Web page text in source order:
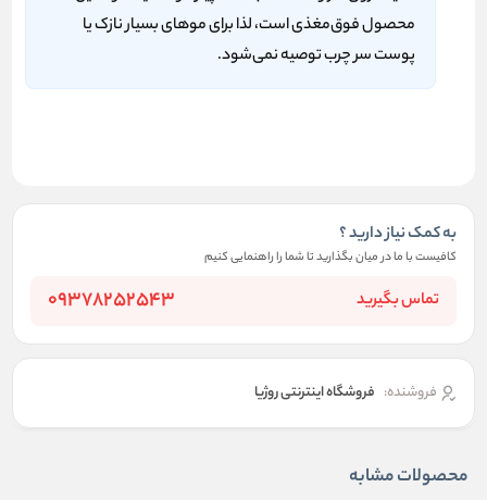
محصول فوق‌مغذی است، لذا برای موهای بسیار نازک یا
پوست سر چرب توصیه نمی‌شود.
به کمک نیاز دارید ؟
کافیست با ما در میان بگذارید تا شما را راهنمایی کنیم
تماس بگیرید 09378252543
فروشنده: فروشگاه اینترنتی روژیا
محصولات مشابه